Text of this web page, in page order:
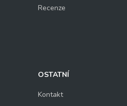
Recenze
OSTATNÍ
Kontakt